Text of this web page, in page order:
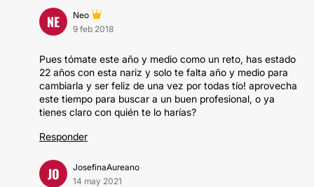
NE
Neo
9 feb 2018
Pues tómate este año y medio como un reto, has estado
22 años con esta nariz y solo te falta año y medio para
cambiarla y ser feliz de una vez por todas tío! aprovecha
este tiempo para buscar a un buen profesional, o ya
tienes claro con quién te lo harías?
Responder
JO
JosefinaAureano
14 may 2021